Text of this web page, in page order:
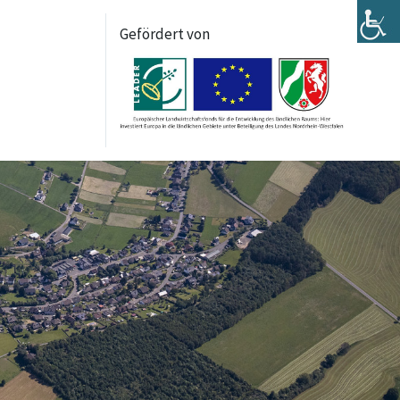
Gefördert von